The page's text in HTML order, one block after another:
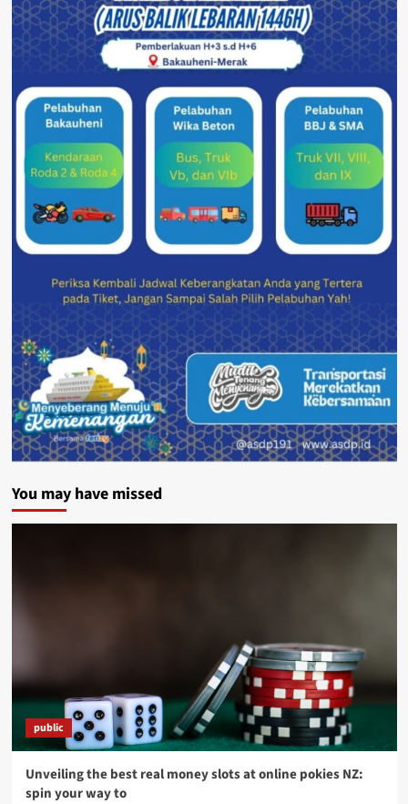
You may have missed
public
Unveiling the best real money slots at online pokies NZ:
spin your way to